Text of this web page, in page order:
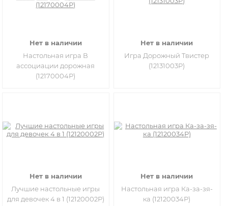
Нет в наличии
Настольная игра В
ассоциации дорожная
(12170004Р)
Нет в наличии
Игра Дорожный Твистер
(12131003Р)
Нет в наличии
Лучшие настольные игры
для девочек 4 в 1 (12120002Р)
Нет в наличии
Настольная игра Ка-за-зя-
ка (12120034Р)